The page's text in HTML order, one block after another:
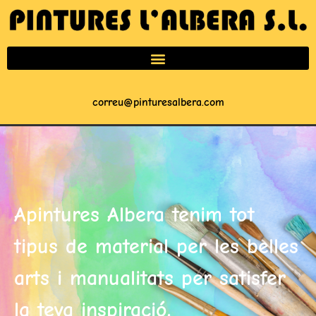
correu@pinturesalbera.com
Apintures Albera tenim tot
tipus de material per les belles
arts i manualitats per satisfer
la teva inspiració.